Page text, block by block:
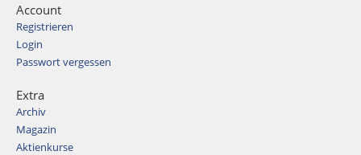
Account
Registrieren
Login
Passwort vergessen
Extra
Archiv
Magazin
Aktienkurse